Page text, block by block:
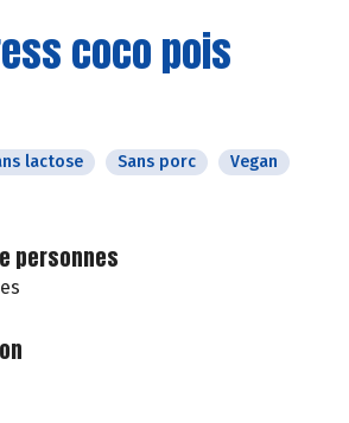
coco pois
lactose Sans porc
Vegan
personnes